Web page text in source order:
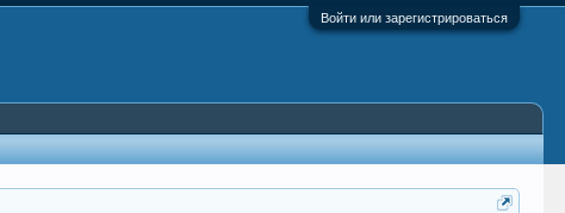
Войти или зарегистрироваться